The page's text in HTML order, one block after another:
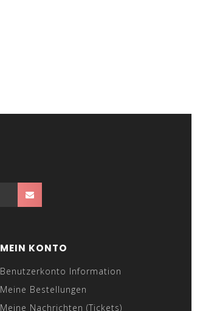
MEIN KONTO
Benutzerkonto Information
Meine Bestellungen
Meine Nachrichten (Tickets)